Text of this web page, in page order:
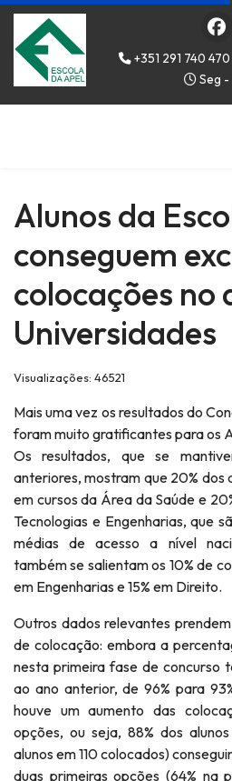
+351 291 740 470
Seg -
Alunos da
conseguem
colocações no
Universidades
Visualizações: 46521
Mais uma vez os resultados do
foram muito gratificantes para os
Os resultados, que se
anteriores, mostram que 20% dos
em cursos da Área da Saúde e
Tecnologias e Engenharias, que
médias de acesso a nível
também se salientam os 10% de
em Engenharias e 15% em Direito.
Outros dados relevantes
de colocação: embora a
nesta primeira fase de concurso
ao ano anterior, de 96% para
houve um aumento das
opções, ou seja, 88% dos
alunos em 110 colocados)
duas primeiras opções (64% na